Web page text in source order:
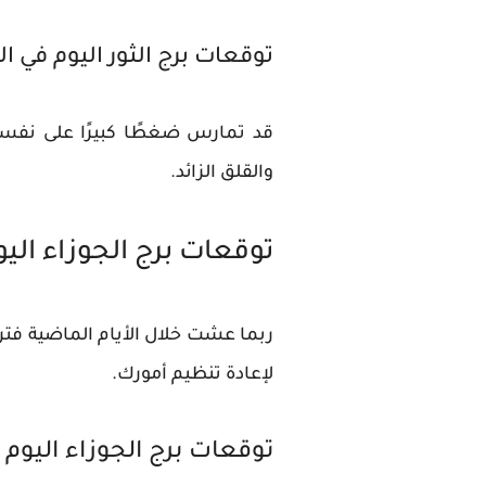
توقعات برج الثور اليوم في
قد تمارس ضغطًا كبيرًا على
والقلق الزائد.
توقعات برج الجوزاء
ربما عشت خلال الأيام الماضية
لإعادة تنظيم أمورك.
توقعات برج الجوزاء